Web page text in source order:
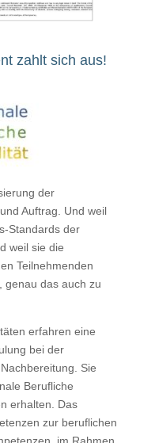
zahlt sich aus!
der
Auftrag. Und weil
Standards der
weil sie die
Teilnehmenden
genau das auch zu
erfahren eine
bei der
Sie
Berufliche
erhalten. Das
zur beruflichen